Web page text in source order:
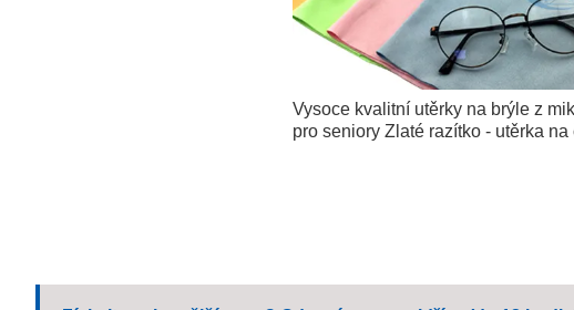
Vysoce kvalitní utěrky na brýle z
pro seniory Zlaté razítko - utěrka na